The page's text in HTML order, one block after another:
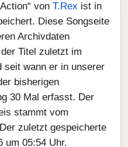
von T.Rex ist in
Diese Songseite
Archivdaten
Titel zuletzt im
seit wann er in unserer
bisherigen
30 Mal erfasst. Der
stammt vom
zuletzt gespeicherte
um 05:54 Uhr.